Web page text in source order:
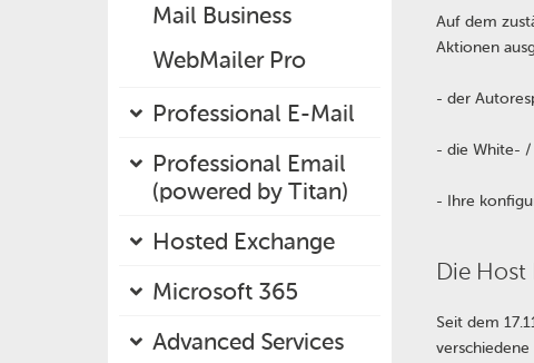
Mail Business
WebMailer Pro
Professional E-Mail
Professional Email
(powered by Titan)
Hosted Exchange
Microsoft 365
Advanced Services
Auf dem
Aktionen
- der
- die White- /
- Ihre
Die Host
Seit dem